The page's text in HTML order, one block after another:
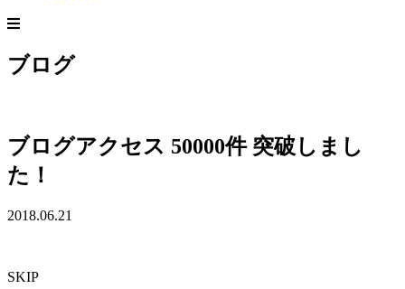
ブログ
ブログアクセス 50000件 突破しまし
た！
2018.06.21
SKIP